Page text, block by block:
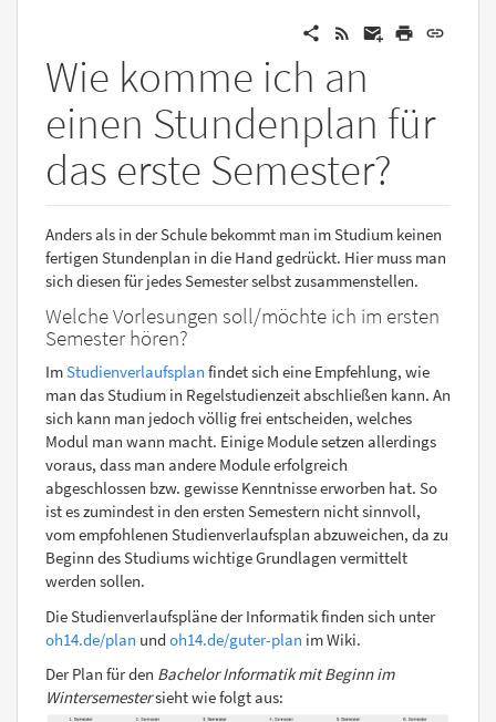
Wie komme ich an
einen Stundenplan für
das erste Semester?
Anders als in der Schule bekommt man im Studium keinen
fertigen Stundenplan in die Hand gedrückt. Hier muss man
sich diesen für jedes Semester selbst zusammenstellen.
Welche Vorlesungen soll/möchte ich im ersten
Semester hören?
ImStudienverlaufsplan findet sich eine Empfehlung, wie
man das Studium in Regelstudienzeit abschließen kann. An
sich kann man jedoch völlig frei entscheiden, welches
Modul man wann macht. Einige Module setzen allerdings
voraus, dass man andere Module erfolgreich
abgeschlossen bzw. gewisse Kenntnisse erworben hat. So
ist es zumindest in den ersten Semestern nicht sinnvoll,
vom empfohlenen Studienverlaufsplan abzuweichen, da zu
Beginn des Studiums wichtige Grundlagen vermittelt
werden sollen.
Die Studienverlaufspläne der Informatik finden sich unter
oh14.de/plan und oh14.de/guter-plan im Wiki.
Der Plan für den Bachelor Informatik mit Beginn im
Wintersemestersieht wie folgt aus: